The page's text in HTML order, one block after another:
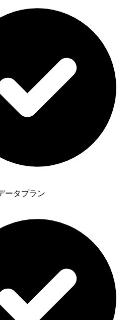
ータプラン